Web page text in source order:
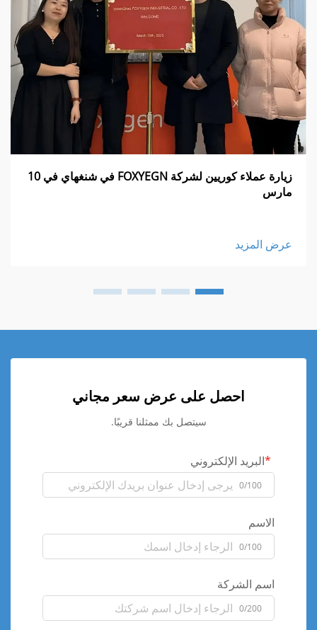
زيارة عملاء كوريين لشركة FOXYEGN في شنغهاي في 10
مارس
عرض المزيد
احصل على عرض سعر مجاني
سيتصل بك ممثلنا قريبًا.
البريد الإلكتروني
0/100
الاسم
0/100
اسم الشركة
0/200